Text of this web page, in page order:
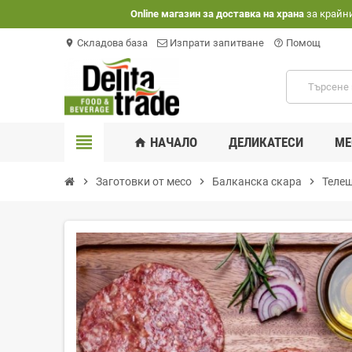
Оnline магазин за доставка на храназа
location_on Складова база Изпрати запитване help_outline Помощ
view_headline home НАЧАЛО ДЕЛИКАТЕСИ
chevron_right Заготовки от месо chevron_right Балканска скара chevron_right